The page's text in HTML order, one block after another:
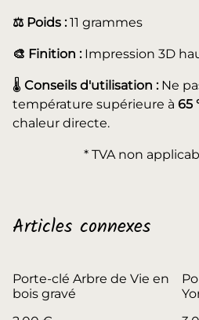
⚖️ Poids :11 grammes
🎨 Finition : Impression 3D
🌡️ Conseils d'utilisation :Ne
température supérieure à 65
chaleur directe.
* TVA non
Articles connexes
Porte-clé Arbre de Vie en
bois gravé